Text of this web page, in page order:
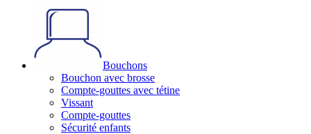
Bouchons
Bouchon avec brosse
Compte-gouttes avec tétine
Vissant
Compte-gouttes
Sécurité enfants